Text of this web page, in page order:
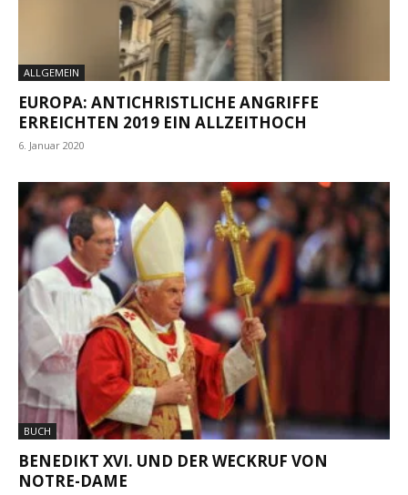
ALLGEMEIN
EUROPA: ANTICHRISTLICHE ANGRIFFE
ERREICHTEN 2019 EIN ALLZEITHOCH
6. Januar 2020
BUCH
BENEDIKT XVI. UND DER WECKRUF VON
NOTRE-DAME